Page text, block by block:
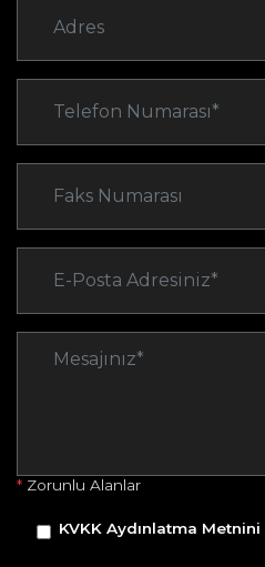
* Zorunlu Alanlar
KVKK Aydınlatma Metnini